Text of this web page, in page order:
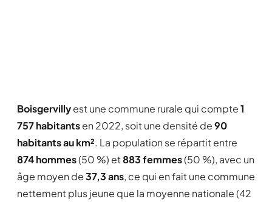
Boisgervillyest une commune rurale qui compte1
757 habitantsen 2022, soit une densité de90
habitants au km². La population se répartit entre
874 hommes(50 %) et883 femmes(50 %), avec un
âge moyen de37,3 ans, ce qui en fait une commune
nettement plus jeune que la moyenne nationale (42